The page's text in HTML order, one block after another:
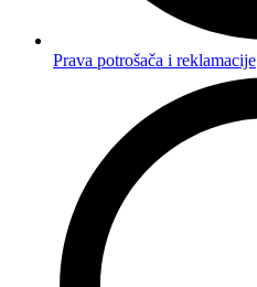
Prava potrošača i reklamacije